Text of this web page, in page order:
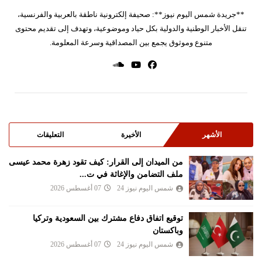
**جريدة شمس اليوم نيوز**: صحيفة إلكترونية ناطقة بالعربية والفرنسية،
تنقل الأخبار الوطنية والدولية بكل حياد وموضوعية، وتهدف إلى تقديم محتوى
متنوع وموثوق يجمع بين المصداقية وسرعة المعلومة.
الأشهر الأخيرة التعليقات
من الميدان إلى القرار: كيف تقود زهرة محمد عيسى
ملف التضامن والإغاثة في ت...
شمس اليوم نيوز 24 07 أغسطس 2026
توقيع اتفاق دفاع مشترك بين السعودية وتركيا
وباكستان
شمس اليوم نيوز 24 07 أغسطس 2026